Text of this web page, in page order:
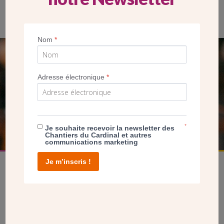
SEUL VOTRE DON
NOUS PERMET D’AGIR
FAIRE UN DON
Nom*
Adresse électronique*
Je souhaite recevoir la newsletter des
Chantiers du Cardinal et autres
communications marketing
*
Je m’inscris !